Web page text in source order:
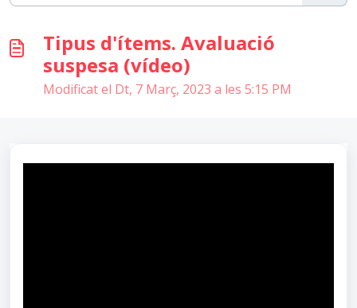
Tipus d'ítems. Avaluació
suspesa (vídeo)
Modificat el Dt, 7 Març, 2023 a les 5:15 PM